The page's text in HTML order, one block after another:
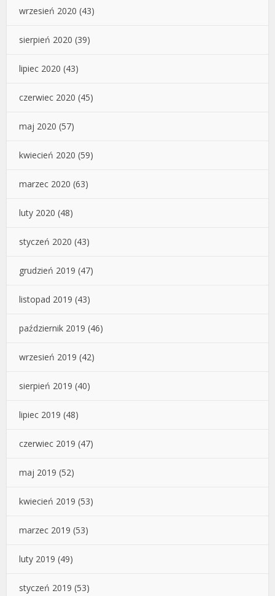
wrzesień 2020 (43)
sierpień 2020 (39)
lipiec 2020 (43)
czerwiec 2020 (45)
maj 2020 (57)
kwiecień 2020 (59)
marzec 2020 (63)
luty 2020 (48)
styczeń 2020 (43)
grudzień 2019 (47)
listopad 2019 (43)
październik 2019 (46)
wrzesień 2019 (42)
sierpień 2019 (40)
lipiec 2019 (48)
czerwiec 2019 (47)
maj 2019 (52)
kwiecień 2019 (53)
marzec 2019 (53)
luty 2019 (49)
styczeń 2019 (53)